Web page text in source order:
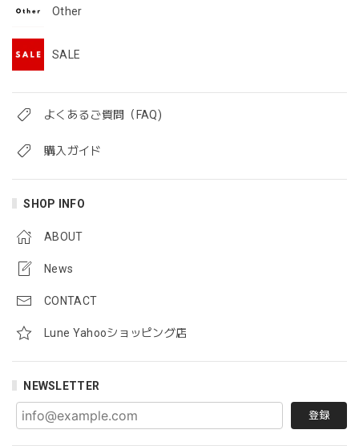
Other
SALE
よくあるご質問（FAQ)
購入ガイド
SHOP INFO
ABOUT
News
CONTACT
Lune Yahooショッピング店
NEWSLETTER
登録